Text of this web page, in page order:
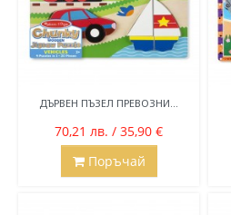
ДЪРВЕН ПЪЗЕЛ ПРЕВОЗНИ...
70,21 лв. / 35,90 €
Поръчай